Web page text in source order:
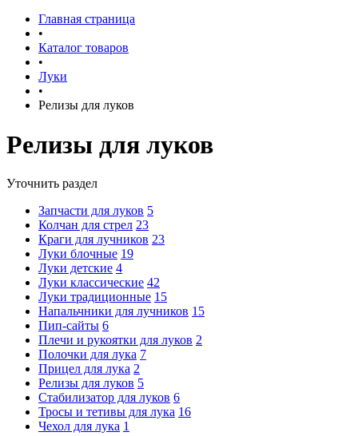
Главная страница
•
Каталог товаров
•
Луки
•
Релизы для луков
Релизы для луков
Уточнить раздел
Запчасти для луков 5
Колчан для стрел 23
Краги для лучников 23
Луки блочные 19
Луки детские 4
Луки классические 42
Луки традиционные 15
Напальчники для лучников 15
Пип-сайты 6
Плечи и рукоятки для луков 2
Полочки для лука 7
Прицел для лука 2
Релизы для луков 5
Стабилизатор для луков 6
Тросы и тетивы для лука 16
Чехол для лука 1